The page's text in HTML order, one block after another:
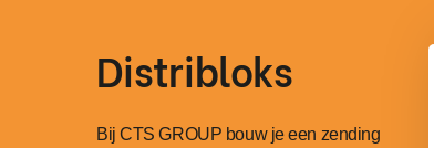
Distribloks
Bij CTS GROUP bouw je een zending